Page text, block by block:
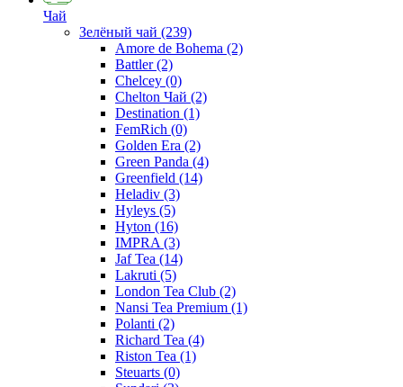
Чай
Зелёный чай (239)
Amore de Bohema (2)
Battler(2)
Chelcey (0)
Chelton Чай (2)
Destination (1)
FemRich (0)
Golden Era (2)
Green Panda (4)
Greenfield (14)
Heladiv (3)
Hyleys (5)
Hyton (16)
IMPRA (3)
Jaf Tea (14)
Lakruti (5)
London Tea Club (2)
Nansi Tea Premium (1)
Polanti (2)
Richard Tea (4)
Riston Tea (1)
Steuarts (0)